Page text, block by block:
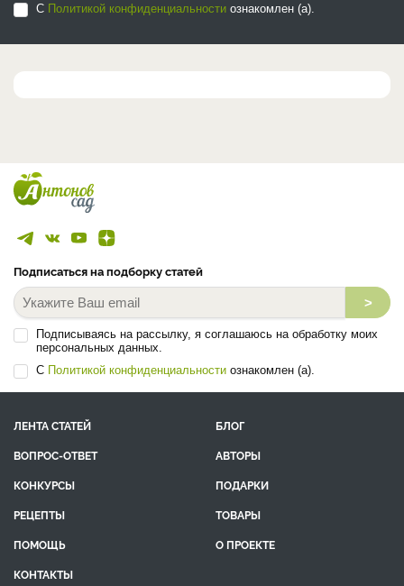
С Политикой конфиденциальности ознакомлен (а).
Подписаться на подборку статей
>
Подписываясь на рассылку, я соглашаюсь на обработку моих
персональных данных.
С Политикой конфиденциальности ознакомлен (а).
ЛЕНТА СТАТЕЙ
БЛОГ
ВОПРОС-ОТВЕТ
АВТОРЫ
КОНКУРСЫ
ПОДАРКИ
РЕЦЕПТЫ
ТОВАРЫ
ПОМОЩЬ
О ПРОЕКТЕ
КОНТАКТЫ